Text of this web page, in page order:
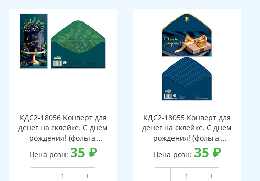
КДС2-18056 Конверт для
денег на склейке. С днем
рождения! (фольга,
унисекс, торт)
Цена розн: 35₽
−
+
КДС2-18055 Конверт для
денег на склейке. С днем
рождения! (фольга,
мужской, подарок)
Цена розн: 35₽
−
+